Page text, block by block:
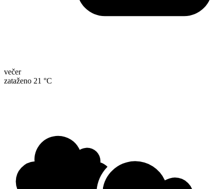
večer
zataženo 21 °C